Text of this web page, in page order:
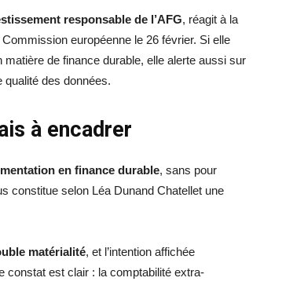
responsable de l’AFG, réagit à la
européenne le 26 février. Si elle
de finance durable, elle alerte aussi sur
des données.
à encadrer
en finance durable, sans pour
constitue selon Léa Dunand Chatellet une
matérialité, et l’intention affichée
constat est clair : la comptabilité extra-